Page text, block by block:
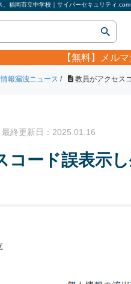
福岡市立中学校｜サイバーセキュリティ.com
【無料】 メル
報漏洩ニュース / 教員がアクセス
終更新日：2025.01.16
コード誤表示